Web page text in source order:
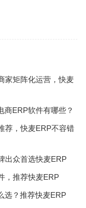
家矩阵化运营，快麦
商ERP软件有哪些？
荐，快麦ERP不容错
出众首选快麦ERP
，推荐快麦ERP
选？推荐快麦ERP